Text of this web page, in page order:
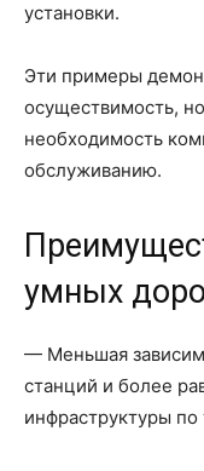
установки.
Эти примеры
осуществимость,
необходимость
обслуживанию.
умных
— Меньшая
станций и более
инфраструктуры по